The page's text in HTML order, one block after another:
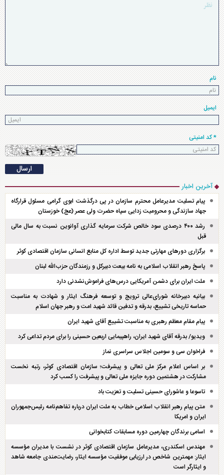
نام
ایمیل
* کد امنیتی
آخرین اخبار
پیام تسلیت مدیرعامل محترم سازمان در پی درگذشت ابوی گرامی مسئول قرارگاه
جهاد سازندگی و محرومیت زدایی سپاه حضرت ولی عصر (عج) خوزستان
رشد ۴۰۰ درصدی سود خالص شرکت سرمایه گذاری آوانوین نسبت به سال مالی
قبل
برگزاری دور‌های مهارتی جدید توسط اداره کل منابع انسانی سازمان اقتصادی کوثر
پاسخ رهبر انقلاب اسلامی به نامه بیعت دبیرکل و رزمندگان حزب‌الله لبنان
ملت ایران برای دشمن آمریکایی درس‌های فراموش‌نشدنی دارد
بیانیه دبیرخانه شورای‌عالی ترویج و توسعه فرهنگ ایثار و شهادت به مناسبت
حماسه تاریخی تشییع، بدرقه و تدفین قائد شهید امت و رهبر جهان اسلام
پیام مقام معظم رهبری به مناسبت تشییع آقای شهید ایران
ویدیو/ بدرقه آقای شهید ایران، راهپیمایی اربعین حسینی را برای مردم تداعی کرد
فراخوان سی و سومین اجلاس سراسری نماز
بر اساس اعلام مرکز ملی تعالی و پیشرفت؛ سازمان اقتصادی کوثر، رتبه نخست
مشارکت در هشتمین دوره جایزه ملی تعالی و پیشرفت را کسب کرد
تاسوعا و عاشورای حسینی تسلیت و تعزیت باد
متن پیام رهبر انقلاب اسلامی خطاب به ملت ایران درباره تفاهم‌نامه رئیس‌جمهوران
ایران و امریکا
اسامی برندگان چهارمین دوره مسابقات کتابخوانی
مهندس اسکندری، مدیرعامل سازمان اقتصادی کوثر در نشست با مدیران مؤسسه
ایثار: مهمترین شاخص در ارزیابی موفقیت مؤسسه ایثار، رضایت‌مندی جامعه شاهد
و ایثارگر است